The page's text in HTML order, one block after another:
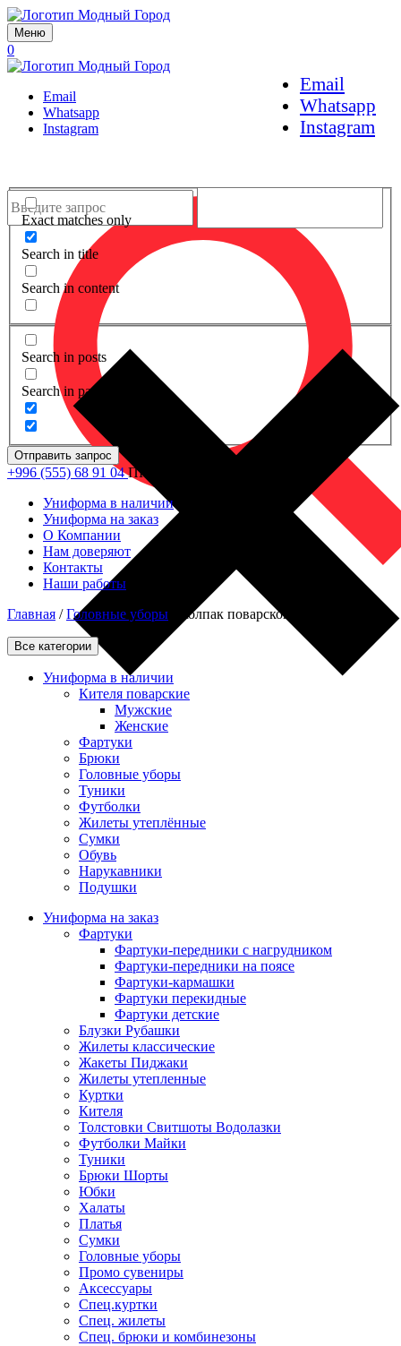
Меню
0
Email
Whatsapp
Instagram
Email
Whatsapp
Instagram
Exact matches only
Search in title
Search in content
Search in posts
Search in pages
Отправить запрос
+996 (555) 68 91 04ПН - ПТ: 09.00 - 18.00
Униформа в наличии
Униформа на заказ
О Компании
Нам доверяют
Контакты
Наши работы
Главная /Головные уборы Колпак поварской Красный
Все категории
Униформа в наличии
Кителя поварские
Мужские
Женские
Фартуки
Брюки
Головные уборы
Туники
Футболки
Жилеты утеплённые
Сумки
Обувь
Нарукавники
Подушки
Униформа на заказ
Фартуки
Фартуки-передники с нагрудником
Фартуки-передники на поясе
Фартуки-кармашки
Фартуки перекидные
Фартуки детские
Блузки Рубашки
Жилеты классические
Жакеты Пиджаки
Жилеты утепленные
Куртки
Кителя
Толстовки Свитшоты Водолазки
Футболки Майки
Туники
Брюки Шорты
Юбки
Халаты
Платья
Сумки
Головные уборы
Промо сувениры
Аксессуары
Спец.куртки
Спец. жилеты
Спец. брюки и комбинезоны